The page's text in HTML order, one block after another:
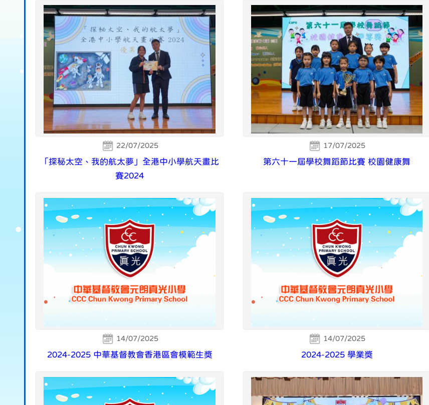
22/07/2025
「探秘太空、我的航太夢」全港中小學航天畫比
賽2024
17/07/2025
第六十一屆學校舞蹈節比賽 校園健康舞
14/07/2025
2024-2025 中華基督教會香港區會模範生獎
14/07/2025
2024-2025 學業獎